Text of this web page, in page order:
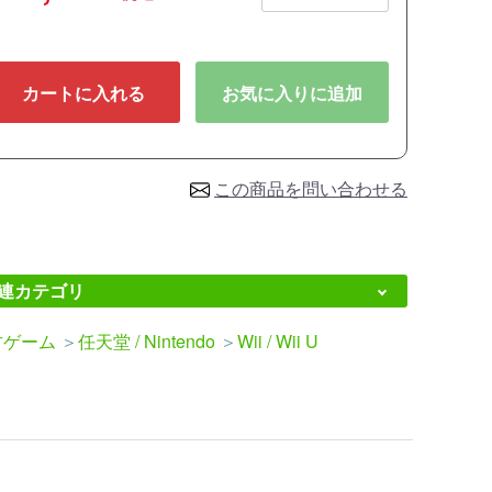
カートに入れる お気に入りに追加
この商品を問い合わせる
カテゴリ
ーム ＞任天堂 / Nintendo ＞Wii / Wii U